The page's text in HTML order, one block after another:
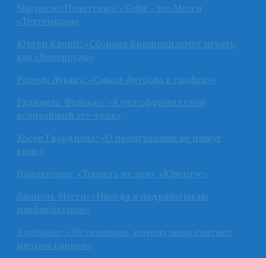
Маурисио Почеттино: «Кейн – это Месси
«Тоттенхэма»
Юрген Клопп: «Сборная Бразилии хочет играть,
как «Ливерпуль»
Ромелу Лукаку: «Смысл футбола в трофеях»
Радамель Фалькао: «Я уже оформил свой
величайший хет-трик»
Хосеп Гвардиола: «О проигравших не пишут
книг»
Наингголан: «Терпеть не могу «Ювентус»
Лионель Месси: «Иногда я подрабатываю
плеймейкером»
Адебайор: «Не понимаю, почему меня считают
плохим парнем»